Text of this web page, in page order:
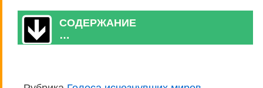
СОДЕРЖАНИЕ
…